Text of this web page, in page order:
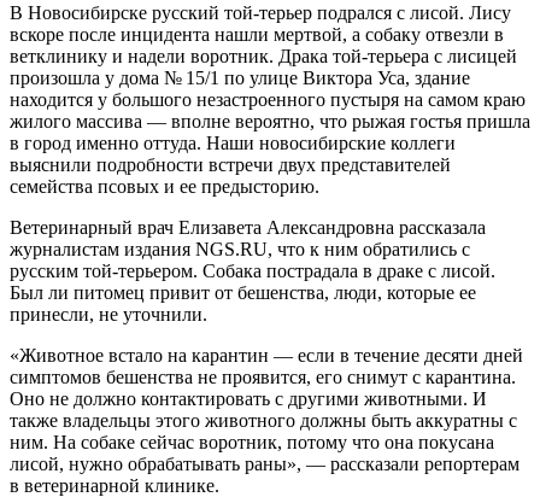
В Новосибирске русский той-терьер подрался с лисой. Лису
вскоре после инцидента нашли мертвой, а собаку отвезли в
ветклинику и надели воротник. Драка той-терьера с лисицей
произошла у дома № 15/1 по улице Виктора Уса, здание
находится у большого незастроенного пустыря на самом краю
жилого массива — вполне вероятно, что рыжая гостья пришла
в город именно оттуда. Наши новосибирские коллеги
выяснили подробности встречи двух представителей
семейства псовых и ее предысторию.
Ветеринарный врач Елизавета Александровна рассказала
журналистам издания NGS.RU, что к ним обратились с
русским той-терьером. Собака пострадала в драке с лисой.
Был ли питомец привит от бешенства, люди, которые ее
принесли, не уточнили.
«Животное встало на карантин — если в течение десяти дней
симптомов бешенства не проявится, его снимут с карантина.
Оно не должно контактировать с другими животными. И
также владельцы этого животного должны быть аккуратны с
ним. На собаке сейчас воротник, потому что она покусана
лисой, нужно обрабатывать раны», — рассказали репортерам
в ветеринарной клинике.